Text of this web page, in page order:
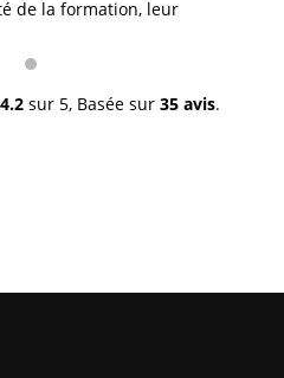
de la formation, leur
et à très bientôt inchallah.
4.2 sur 5, Basée sur 35 avis.